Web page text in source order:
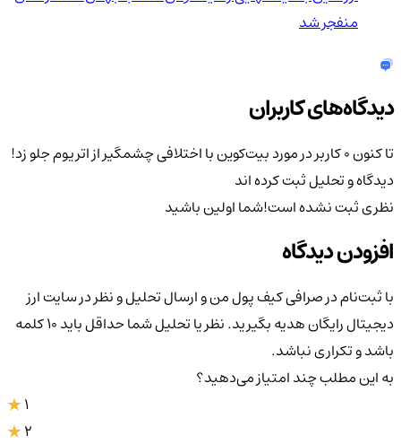
منفجر شد
دیدگاه‌های کاربران
تا کنون 0 کاربر در مورد
بیت‌کوین با اختلافی چشمگیر از اتریوم جلو زد!
دیدگاه و تحلیل ثبت کرده اند
نظری ثبت نشده است!شما اولین باشید
افزودن دیدگاه
با ثبت‌نام در صرافی کیف پول من و ارسال تحلیل و نظر در سایت ارز
دیجیتال رایگان هدیه بگیرید. نظر یا تحلیل شما حداقل باید ۱۰ کلمه
باشد و تکراری نباشد.
به این مطلب چند امتیاز می‌دهید؟